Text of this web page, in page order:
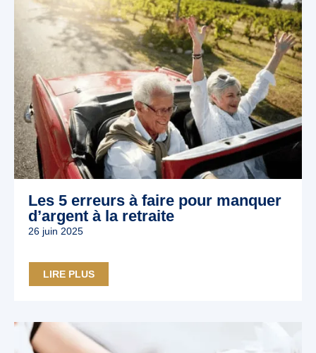
Les 5 erreurs à faire pour manquer
d’argent à la retraite
26 juin 2025
LIRE PLUS